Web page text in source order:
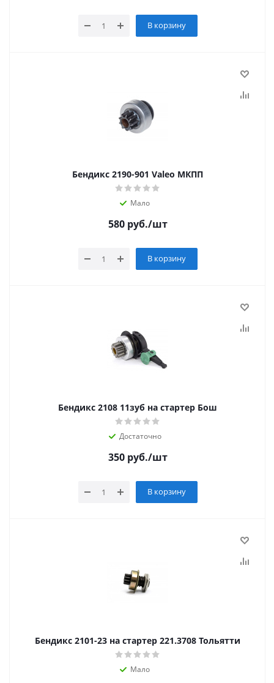
В корзину
Бендикс 2190-901 Valeo МКПП
Мало
580руб./шт
В корзину
Бендикс 2108 11зуб на стартер Бош
Достаточно
350руб./шт
В корзину
Бендикс 2101-23 на стартер 221.3708 Тольятти
Мало